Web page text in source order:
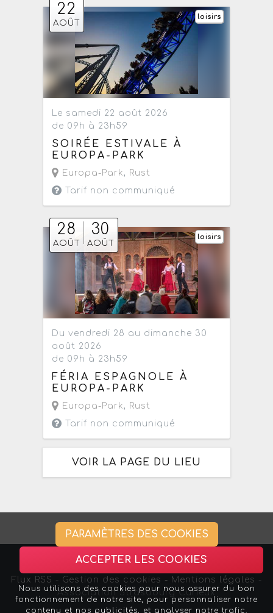
22
AOÛT
loisirs
Le samedi 22 août 2026
de 09h à 23h59
SOIRÉE ESTIVALE À
EUROPA-PARK
Europa-Park, Rust
Tarif non communiqué
28
AOÛT
30
AOÛT
loisirs
Du vendredi 28 au dimanche 30
août 2026
de 09h à 23h59
FÉRIA ESPAGNOLE À
EUROPA-PARK
Europa-Park, Rust
Tarif non communiqué
VOIR LA PAGE DU LIEU
Flux RSS Gestion des cookies - Mentions légales
Association Strasbourg Curieux
PARAMÈTRES DES COOKIES
ACCEPTER LES COOKIES
Nous utilisons des cookies pour nous assurer du bon
fonctionnement de notre site, pour personnaliser notre
contenu et nos publicités, et analyser notre trafic.